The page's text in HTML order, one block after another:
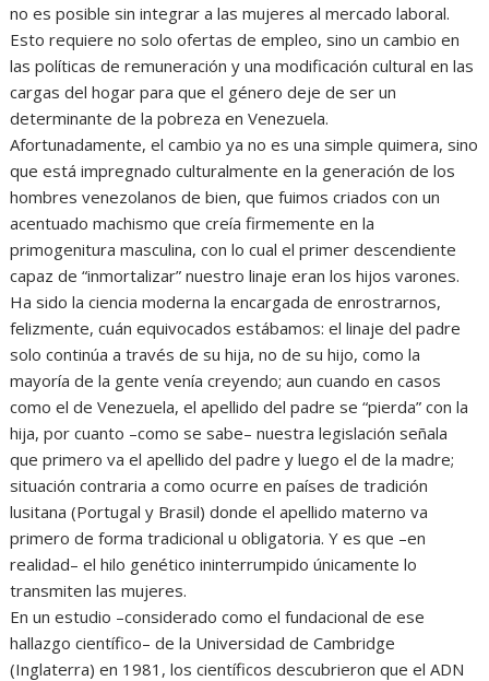
no es posible sin integrar a las mujeres al mercado laboral.
Esto requiere no solo ofertas de empleo, sino un cambio en
las políticas de remuneración y una modificación cultural en las
cargas del hogar para que el género deje de ser un
determinante de la pobreza en Venezuela.
Afortunadamente, el cambio ya no es una simple quimera, sino
que está impregnado culturalmente en la generación de los
hombres venezolanos de bien, que fuimos criados con un
acentuado machismo que creía firmemente en la
primogenitura masculina, con lo cual el primer descendiente
capaz de “inmortalizar” nuestro linaje eran los hijos varones.
Ha sido la ciencia moderna la encargada de enrostrarnos,
felizmente, cuán equivocados estábamos: el linaje del padre
solo continúa a través de su hija, no de su hijo, como la
mayoría de la gente venía creyendo; aun cuando en casos
como el de Venezuela, el apellido del padre se “pierda” con la
hija, por cuanto –como se sabe– nuestra legislación señala
que primero va el apellido del padre y luego el de la madre;
situación contraria a como ocurre en países de tradición
lusitana (Portugal y Brasil) donde el apellido materno va
primero de forma tradicional u obligatoria. Y es que –en
realidad– el hilo genético ininterrumpido únicamente lo
transmiten las mujeres.
En un estudio –considerado como el fundacional de ese
hallazgo científico– de la Universidad de Cambridge
(Inglaterra) en 1981, los científicos descubrieron que el ADN